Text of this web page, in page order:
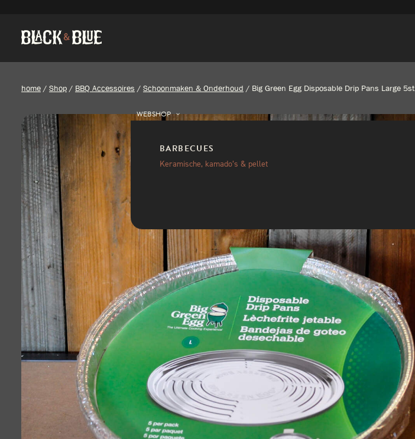
WEBSHOP
BARBECUES
Keramische, kamado’s & pellet
home / Shop / BBQ Accessoires / Schoonmaken & Onderhoud / Big Green Egg Disposable Drip Pans Large 5st